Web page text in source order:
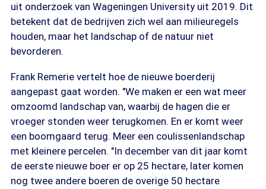
uit onderzoek van Wageningen University uit 2019. Dit
betekent dat de bedrijven zich wel aan milieuregels
houden, maar het landschap of de natuur niet
bevorderen.
Frank Remerie vertelt hoe de nieuwe boerderij
aangepast gaat worden. "We maken er een wat meer
omzoomd landschap van, waarbij de hagen die er
vroeger stonden weer terugkomen. En er komt weer
een boomgaard terug. Meer een coulissenlandschap
met kleinere percelen. "In december van dit jaar komt
de eerste nieuwe boer er op 25 hectare, later komen
nog twee andere boeren de overige 50 hectare